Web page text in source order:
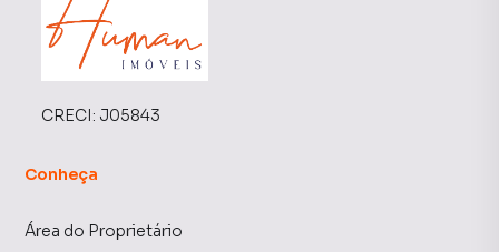
CRECI: J05843
Conheça
Área do Proprietário